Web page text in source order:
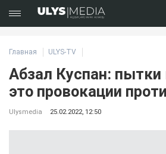
Главная ULYS-TV
Абзал Куспан:
это провокации
Ulysmedia 25.02.2022, 12:50